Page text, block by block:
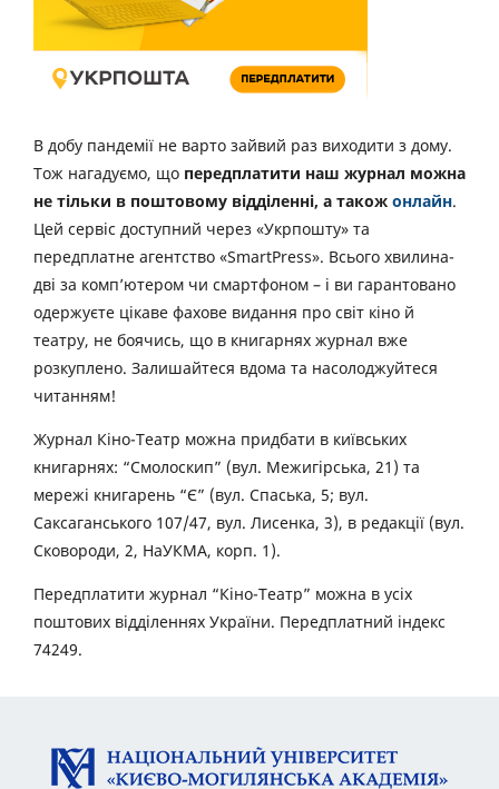
В добу пандемії не варто зайвий раз виходити з дому.
Тож нагадуємо, що передплатити наш журнал можна
не тільки в поштовому відділенні, а також онлайн.
Цей сервіс доступний через «Укрпошту» та
передплатне агентство «SmartPress». Всього хвилина-
дві за комп’ютером чи смартфоном – і ви гарантовано
одержуєте цікаве фахове видання про світ кіно й
театру, не боячись, що в книгарнях журнал вже
розкуплено. Залишайтеся вдома та насолоджуйтеся
читанням!
Журнал Кіно-Театр можна придбати в київських
книгарнях: “Смолоскип” (вул. Межигірська, 21) та
мережі книгарень “Є” (вул. Спаська, 5; вул.
Саксаганського 107/47, вул. Лисенка, 3), в редакції (вул.
Сковороди, 2, НаУКМА, корп. 1).
Передплатити журнал “Кіно-Театр” можна в усіх
поштових відділеннях України. Передплатний індекс
74249.